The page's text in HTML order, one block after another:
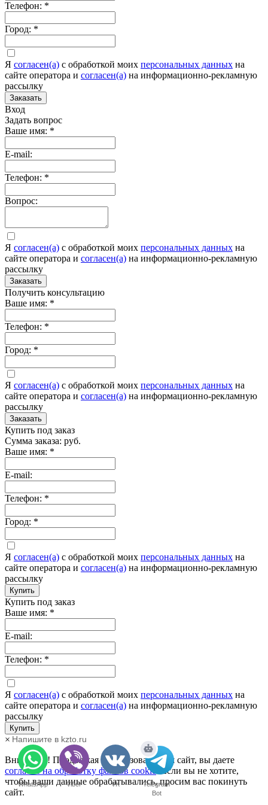
Телефон: *
Город: *
Я согласен(а) c обработкой моих персональных данных на
сайте оператора и согласен(а) на информационно-рекламную
рассылку
Заказать
Вход
Задать вопрос
Ваше имя: *
E-mail:
Телефон: *
Вопрос:
Я согласен(а) c обработкой моих персональных данных на
сайте оператора и согласен(а) на информационно-рекламную
рассылку
Заказать
Получить консультацию
Ваше имя: *
Телефон: *
Город: *
Я согласен(а) c обработкой моих персональных данных на
сайте оператора и согласен(а) на информационно-рекламную
рассылку
Заказать
Купить под заказ
Сумма заказа: руб.
Ваше имя: *
E-mail:
Телефон: *
Город: *
Я согласен(а) c обработкой моих персональных данных на
сайте оператора и согласен(а) на информационно-рекламную
рассылку
Купить
Купить под заказ
Ваше имя: *
E-mail:
Телефон: *
Я согласен(а) c обработкой моих персональных данных на
сайте оператора и согласен(а) на информационно-рекламную
рассылку
Купить
Напишите в kzto.ru
WhatsApp Viber VK
Telegram
Bot
×
Внимание! Продолжая использовать наш сайт, вы даете
согласие на обработку файлов cookie
. Если вы не хотите,
чтобы ваши данные обрабатывались, просим вас покинуть
сайт.